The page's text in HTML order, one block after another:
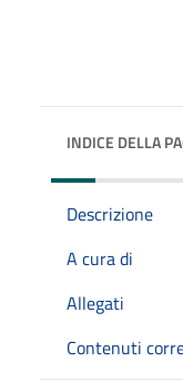
INDICE DELLA
Descrizione
A cura di
Allegati
Contenuti